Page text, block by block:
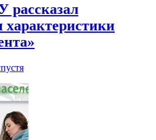
характеристики